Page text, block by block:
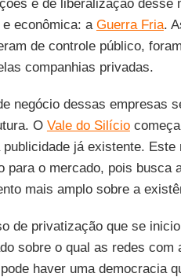
e de liberalização
econômica: a Guerra Fria.
de controle público,
companhias privadas.
negócio dessas empresas
O Vale do Silíciocomeça
publicidade já existente.
para o mercado, pois busca
mais amplo sobre a
de privatização que se
sobre o qual as redes
haver uma democracia